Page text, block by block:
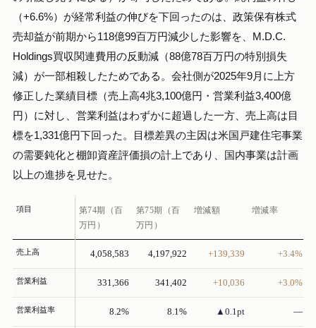
（+6.6%）が経常利益の伸びを下回ったのは、政策保有株式
売却益が前期から118億99百万円減少した影響を、M.D.C.
Holdings買収関連費用の反動減（88億78百万円の特別損失
減）が一部相殺したためである。会社側が2025年9月に上方
修正した業績目標（売上高4兆3,100億円・営業利益3,400億
円）に対し、営業利益はわずかに超過した一方、売上高は目
標を1,331億円下回った。目標差異の主因は米国戸建住宅事業
の需要鈍化と棚卸資産評価損の計上であり、国内事業は計画
以上の進捗を見せた。
項目
第74期（百
万円）
第75期（百
万円）
増減額 増減率
売上高 4,058,583 4,197,922 +139,339 +3.4%
営業利益 331,366 341,402 +10,036 +3.0%
営業利益率 8.2% 8.1% ▲0.1pt —